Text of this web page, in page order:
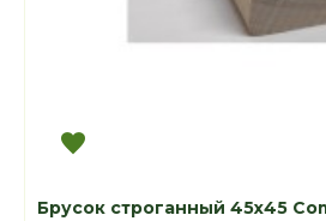
Брусок строганный 45х45